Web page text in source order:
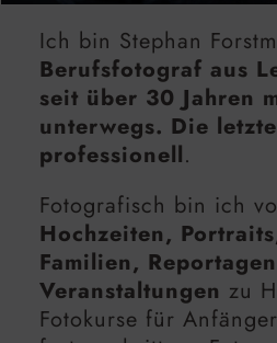
Ich bin Stephan
Berufsfotograf aus
seit über 30 Jahren
unterwegs. Die
professionell.
Fotografisch bin ich
Hochzeiten,
Familien,
Veranstaltungen zu
Fotokurse für